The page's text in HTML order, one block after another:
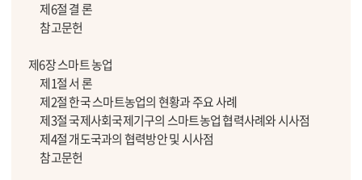
제6절 결 론
참고문헌
제6장 스마트 농업
제1절 서 론
제2절 한국 스마트농업의 현황과 주요 사례
제3절 국제사회국제기구의 스마트농업 협력사례와 시사점
제4절 개도국과의 협력방안 및 시사점
참고문헌